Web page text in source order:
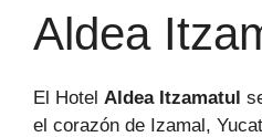
Aldea
El Hotel Aldea Itzamatul
el corazón de Izamal,